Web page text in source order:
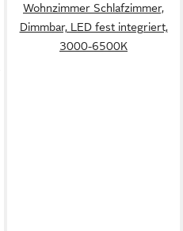
Wohnzimmer Schlafzimmer,
Dimmbar, LED fest integriert,
3000-6500K